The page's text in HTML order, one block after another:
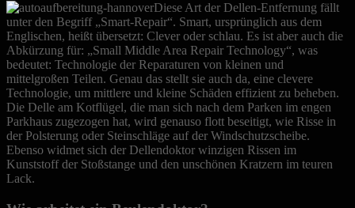
Diese Art der Dellen-Entfernung fällt
unter den Begriff „Smart-Repair“. Smart, ursprünglich aus dem
Englischen, heißt übersetzt: Clever oder schlau. Es ist aber auch die
Abkürzung für: „Small Middle Area Repair Technology“, was
bedeutet: Technologie der Reparaturen von kleinen und
mittelgroßen Teilen. Genau das stellt sie auch da, eine clevere
Technologie, um mittlere und kleine Schäden effizient zu beheben.
Die Delle am Kotflügel, die man sich nach dem Parken im engen
Parkhaus zugezogen hat, wird genauso flott beseitigt, wie Risse in
der Polsterung oder Steinschläge auf der Windschutzscheibe.
Ebenso widmet sich der Dellendoktor winzigen Rissen im
Kunststoff der Stoßstange und den unschönen Kratzern im teuren
Lack.